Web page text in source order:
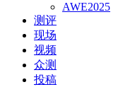
AWE2025
测评
现场
视频
众测
投稿